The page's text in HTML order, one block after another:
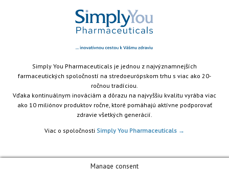
Simply You Pharmaceuticals je jednou z najvýznamnejších
farmaceutických spoločností na stredoeurópskom trhu s viac ako 20-
ročnou tradíciou.
Vďaka kontinuálnym inováciám a dôrazu na najvyššiu kvalitu vyrába viac
ako 10 miliónov produktov ročne, ktoré pomáhajú aktívne podporovať
zdravie všetkých generácií.
Viac o spoločnosti Simply You Pharmaceuticals →
Manage consent